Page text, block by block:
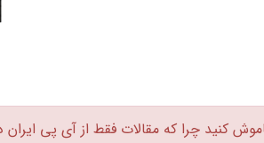
کنید چرا که مقالات فقط از آی پی